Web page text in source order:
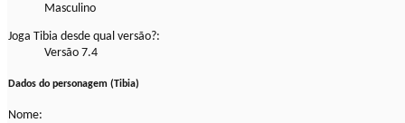
Masculino
Joga Tibia desde qual versão?:
Versão 7.4
Dados do personagem (Tibia)
Nome: